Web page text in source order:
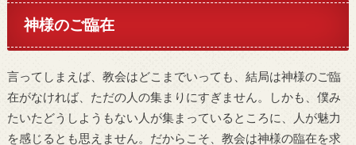
神様のご臨在
言ってしまえば、教会はどこまでいっても、結局は神様のご臨
在がなければ、ただの人の集まりにすぎません。しかも、僕み
たいたどうしようもない人が集まっているところに、人が魅力
を感じるとも思えません。だからこそ、教会は神様の臨在を求